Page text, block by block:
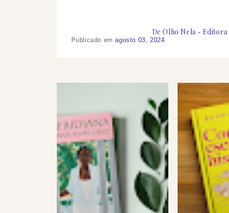
De Olho Nela Editora
Publicado emagosto 03, 2024